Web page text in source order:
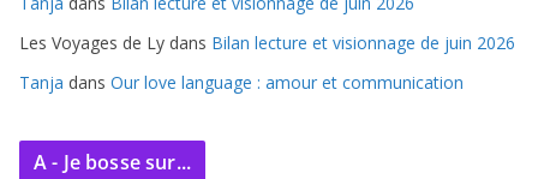
Les Voyages de Ly dans Bilan lecture et visionnage de juin 2026
Tanja dans Our love language : amour et communication
A - Je bosse sur...